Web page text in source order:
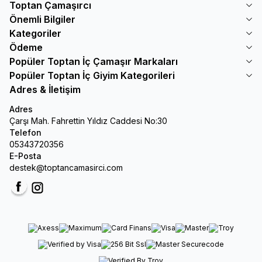
Toptan Çamaşırcı
Önemli Bilgiler
Kategoriler
Ödeme
Popüler Toptan İç Çamaşır Markaları
Popüler Toptan İç Giyim Kategorileri
Adres & İletişim
Adres
Çarşı Mah. Fahrettin Yıldız Caddesi No:30
Telefon
05343720356
E-Posta
destek@toptancamasirci.com
FacebookInstagram